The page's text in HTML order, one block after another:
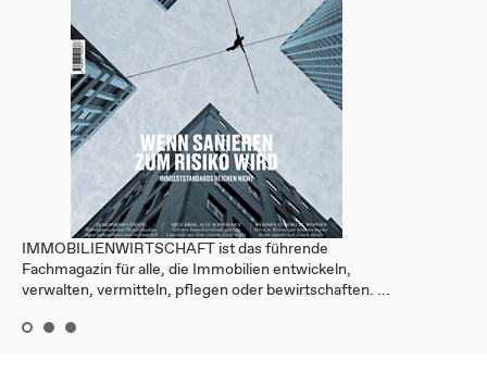
IMMOBILIENWIRTSCHAFT ist das führende
Fachmagazin für alle, die Immobilien entwickeln,
verwalten, vermitteln, pflegen oder bewirtschaften. ...